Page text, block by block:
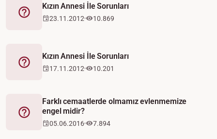
Fetva
Kızın Annesi İle Sorunları
23.11.2012 10.869
Fetva
Kızın Annesi İle Sorunları
17.11.2012 10.201
Fetva
Farklı cemaatlerde olmamız evlenmemize
engel midir?
05.06.2016 7.894